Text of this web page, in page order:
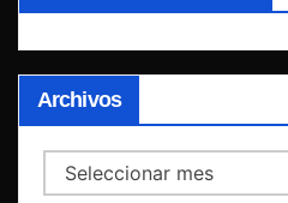
Archivos
Archivos